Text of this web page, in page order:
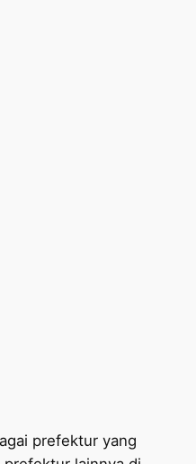
prefektur yang